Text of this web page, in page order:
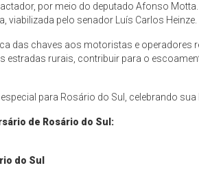
por meio do deputado Afonso
viabilizada pelo senador Luís Carlos Heinze.
das chaves aos motoristas e operadores
estradas rurais, contribuir para o
para Rosário do Sul, celebrando sua
de Rosário do Sul:
do Sul